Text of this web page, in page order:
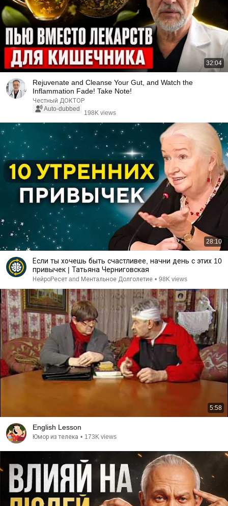
32:04
Rejuvenate and Cleanse Your Gut, and Watch the
Inflammation Fade! Take Note!
Честный ДОКТОР
Auto-dubbed
198K views
28:10
Если ты хочешь быть счастливее, начни день с этих 10
привычек | Татьяна Черниговская
НейроРесет and Ментальное Долголетие • 98K views
5:58
English Lesson
Юмор из телека • 173K views